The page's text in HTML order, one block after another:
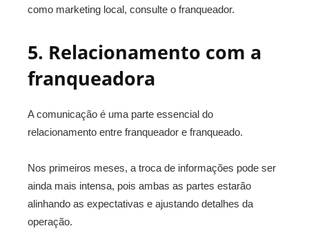
como marketing local, consulte o franqueador.
5. Relacionamento com a
franqueadora
A comunicação é uma parte essencial do
relacionamento entre franqueador e franqueado.
Nos primeiros meses, a troca de informações pode ser
ainda mais intensa, pois ambas as partes estarão
alinhando as expectativas e ajustando detalhes da
operação.